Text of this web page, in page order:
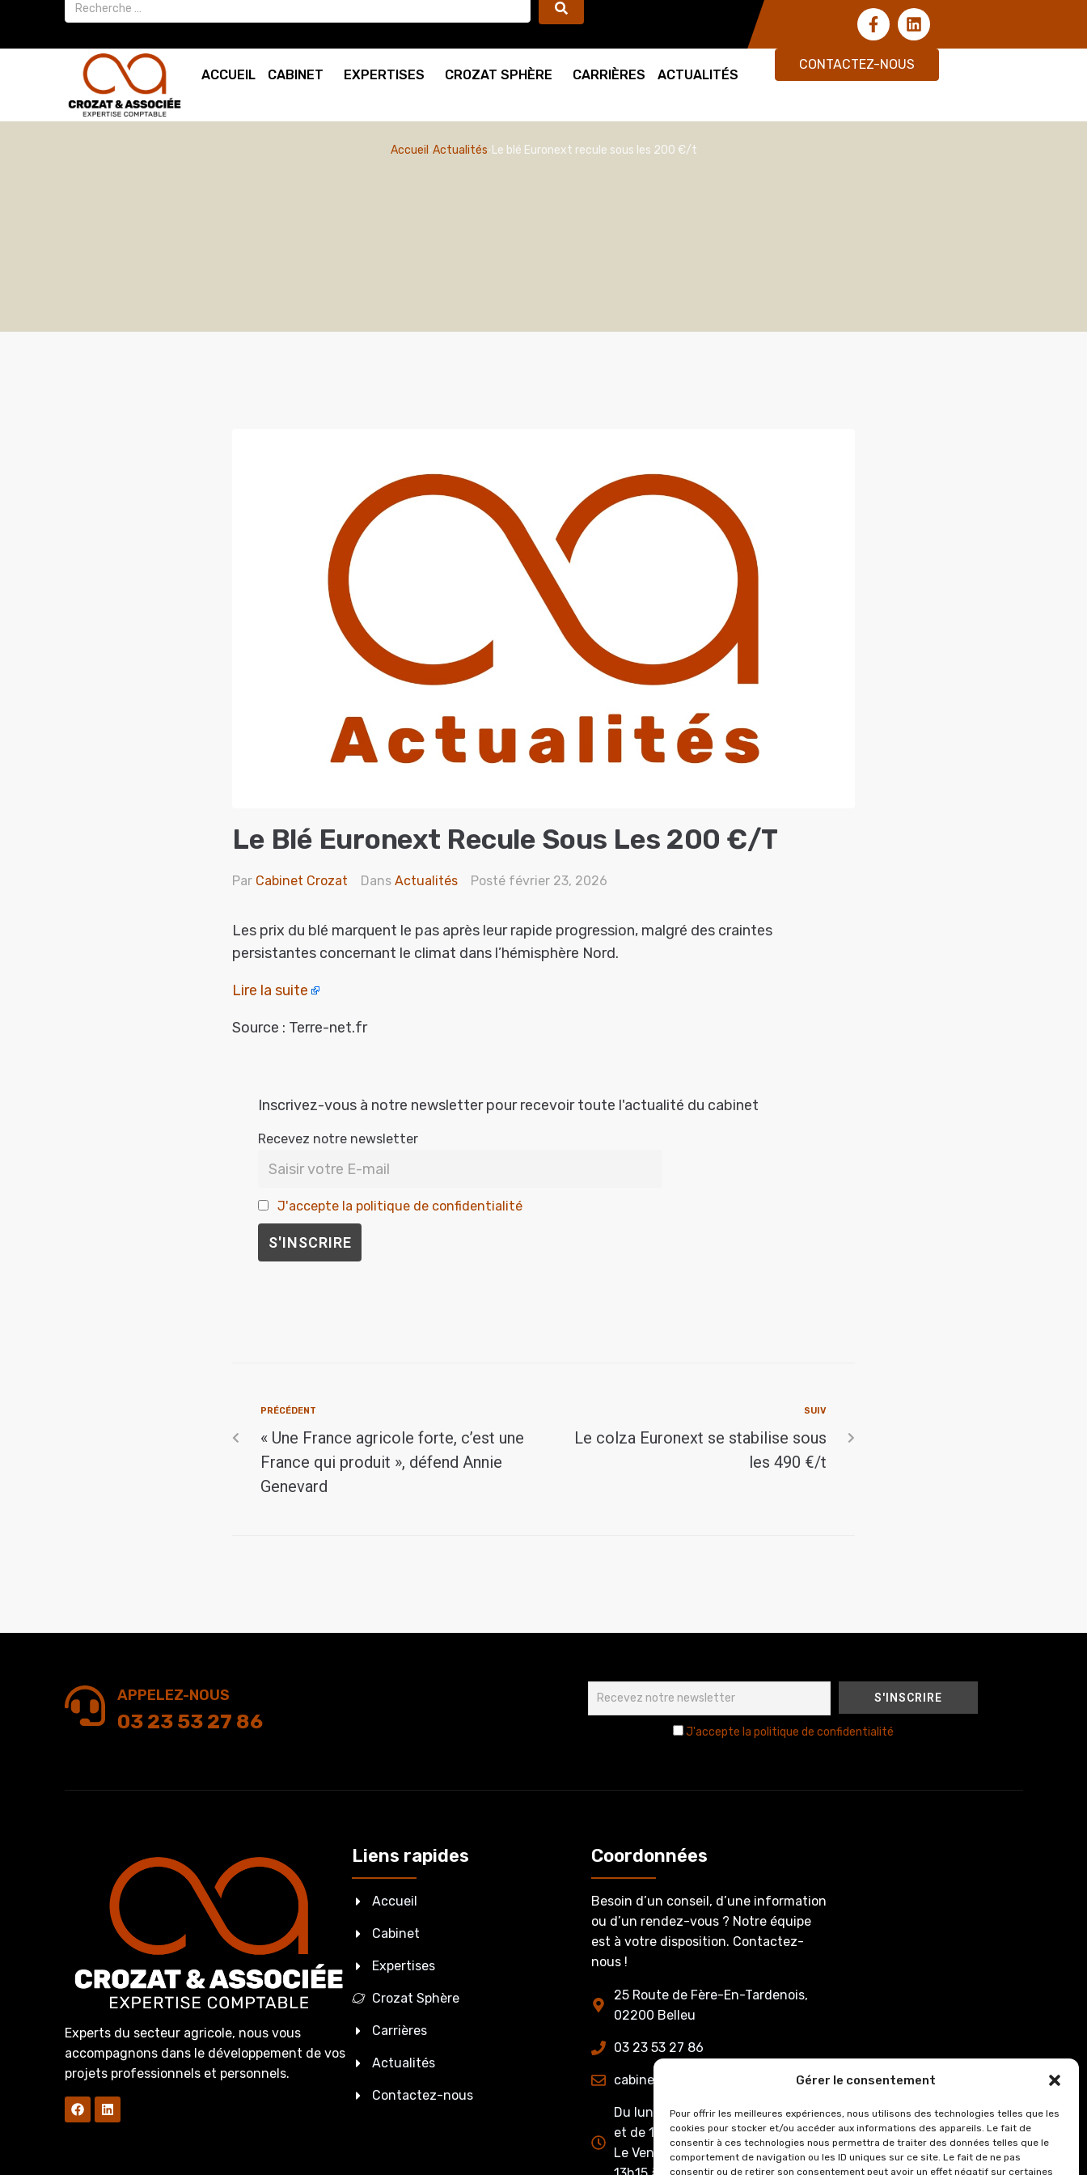
Gérer le consentement
Pour offrir les meilleures expériences, nous utilisons des technologies telles que les
cookies pour stocker et/ou accéder aux informations des appareils. Le fait de
consentir à ces technologies nous permettra de traiter des données telles que le
comportement de navigation ou les ID uniques sur ce site. Le fait de ne pas
consentir ou de retirer son consentement peut avoir un effet négatif sur certaines
ACCUEIL CABINET EXPERTISES CROZAT SPHÈRE CARRIÈRES ACTUALITÉS
CONTACTEZ-NOUS
Accueil Actualités Le blé Euronext recule sous les 200 €/t
Le Blé Euronext Recule Sous Les 200 €/t
Par Cabinet Crozat Dans Actualités Posté février 23, 2026
Les prix du blé marquent le pas après leur rapide progression, malgré des craintes
persistantes concernant le climat dans l’hémisphère Nord.
Lire la suite
Source : Terre-net.fr
Inscrivez-vous à notre newsletter pour recevoir toute l'actualité du cabinet
Recevez notre newsletter
J'accepte la politique de confidentialité
PRÉCÉDENT
« Une France agricole forte, c’est une
France qui produit », défend Annie
Genevard
SUIV
Le colza Euronext se stabilise sous
les 490 €/t
APPELEZ-NOUS
03 23 53 27 86 J'accepte la politique de confidentialité
Experts du secteur agricole, nous vous
accompagnons dans le développement de vos
projets professionnels et personnels.
Liens rapides
Accueil
Cabinet
Expertises
Crozat Sphère
Carrières
Actualités
Contactez-nous
Coordonnées
Besoin d’un conseil, d’une information
ou d’un rendez-vous ? Notre équipe
est à votre disposition. Contactez-
nous !
25 Route de Fère-En-Tardenois,
02200 Belleu
03 23 53 27 86
cabinet@crozatetassociee.fr
Du lundi au jeudi : de 8h00 à 12h15
et de 13h15 à 17h00.
Le Vendredi : de 8h00 à 12h15 et de